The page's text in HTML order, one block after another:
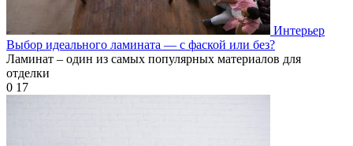
Интерьер
Выбор идеального ламината — с фаской или без?
Ламинат – один из самых популярных материалов для
отделки
0 17